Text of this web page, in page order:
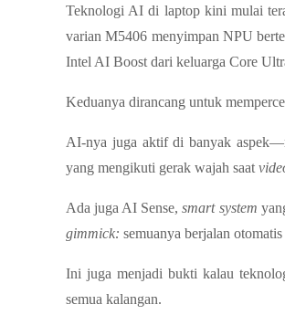
Teknologi AI di laptop kini mulai
varian M5406 menyimpan NPU
Intel AI Boost dari keluarga Core
Keduanya dirancang untuk
AI-nya juga aktif di banyak
yang mengikuti gerak wajah saat
Ada juga AI Sense, smart system
gimmick: semuanya berjalan
Ini juga menjadi bukti kalau
semua kalangan.